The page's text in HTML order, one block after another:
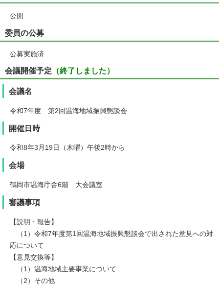
公開
委員の公募
公募実施済
会議開催予定 （終了しました）
会議名
令和7年度 第2回温海地域振興懇談会
開催日時
令和8年3月19日（木曜）午後2時から
会場
鶴岡市温海庁舎6階 大会議室
審議事項
【説明・報告】
（1）令和7年度第1回温海地域振興懇談会で出された意見への対
応について
【意見交換等】
（1）温海地域主要事業について
（2）その他